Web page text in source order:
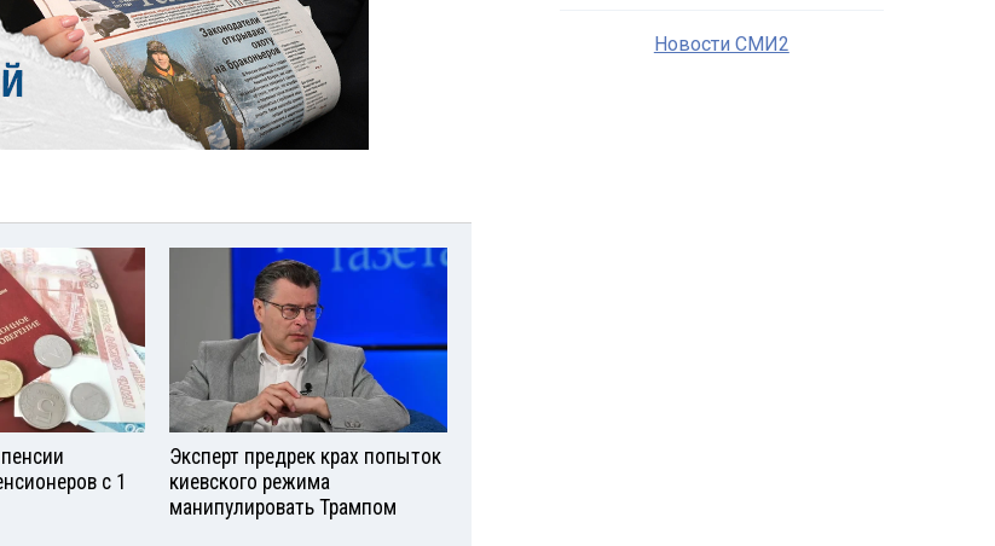
с 1
Эксперт предрек крах попыток
киевского режима
манипулировать Трампом
Новости СМИ2